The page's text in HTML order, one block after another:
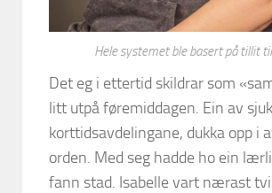
Hele systemet ble basert på tillit
Det eg i ettertid skildrar som
litt utpå føremiddagen. Ein av
korttidsavdelingane, dukka opp i
orden. Med seg hadde ho ein
fann stad. Isabelle vart nærast